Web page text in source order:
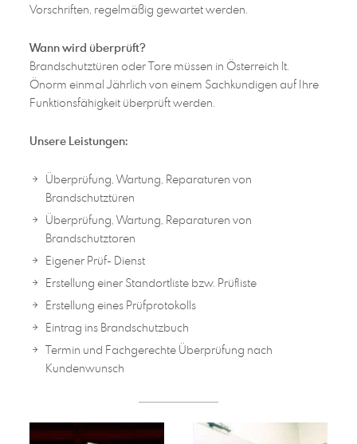
Vorschriften, regelmäßig gewartet werden.
Wann wird überprüft?
Brandschutztüren oder Tore müssen in Österreich lt.
Önorm einmal Jährlich von einem Sachkundigen auf Ihre
Funktionsfähigkeit überprüft werden.
Unsere Leistungen:
Überprüfung, Wartung, Reparaturen von
Brandschutztüren
Überprüfung, Wartung, Reparaturen von
Brandschutztoren
Eigener Prüf- Dienst
Erstellung einer Standortliste bzw. Prüfliste
Erstellung eines Prüfprotokolls
Eintrag ins Brandschutzbuch
Termin und Fachgerechte Überprüfung nach
Kundenwunsch